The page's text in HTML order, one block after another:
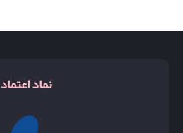
نماد اعتماد